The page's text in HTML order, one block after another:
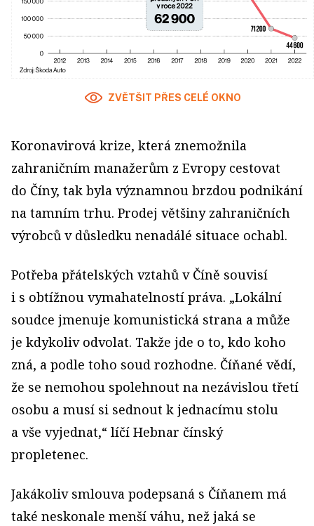
ZVĚTŠIT PŘES CELÉ OKNO
Koronavirová krize, která znemožnila
zahraničním manažerům z Evropy cestovat
do Číny, tak byla významnou brzdou podnikání
na tamním trhu. Prodej většiny zahraničních
výrobců v důsledku nenadálé situace ochabl.
Potřeba přátelských vztahů v Číně souvisí
i s obtížnou vymahatelností práva. „Lokální
soudce jmenuje komunistická strana a může
je kdykoliv odvolat. Takže jde o to, kdo koho
zná, a podle toho soud rozhodne. Číňané vědí,
že se nemohou spolehnout na nezávislou třetí
osobu a musí si sednout k jednacímu stolu
a vše vyjednat,“ líčí Hebnar čínský
propletenec.
Jakákoliv smlouva podepsaná s Číňanem má
také neskonale menší váhu, než jaká se